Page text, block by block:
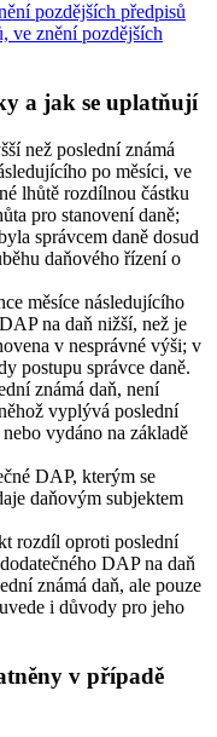
pozdějších předpisů
ve znění pozdějších
a jak se uplatňují
než poslední známá
po měsíci, ve
lhůtě rozdílnou částku
pro stanovení daně;
správcem daně dosud
daňového řízení o
měsíce následujícího
na daň nižší, než je
v nesprávné výši; v
postupu správce daně.
známá daň, není
vyplývá poslední
vydáno na základě
DAP, kterým se
daňovým subjektem
rozdíl oproti poslední
DAP na daň
známá daň, ale pouze
i důvody pro jeho
v případě